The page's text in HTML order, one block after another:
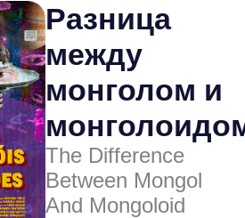
Разница
между
монголом и
The Difference
Between Mongol
And Mongoloid